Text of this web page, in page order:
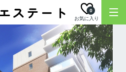
お気に入り
0